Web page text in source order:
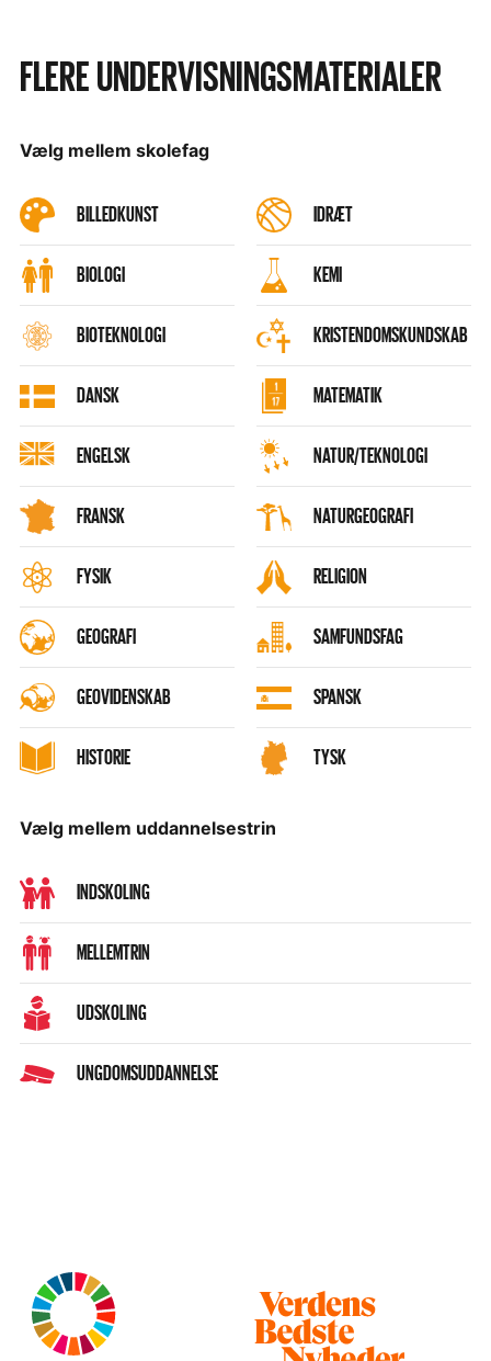
FLERE UNDERVISNINGSMATERIALER
Vælg mellem skolefag
BILLEDKUNST
BIOLOGI
BIOTEKNOLOGI
DANSK
ENGELSK
FRANSK
FYSIK
GEOGRAFI
GEOVIDENSKAB
HISTORIE
IDRÆT
KEMI
KRISTENDOMSKUNDSKAB
MATEMATIK
NATUR/TEKNOLOGI
NATURGEOGRAFI
RELIGION
SAMFUNDSFAG
SPANSK
TYSK
Vælg mellem uddannelsestrin
INDSKOLING
MELLEMTRIN
UDSKOLING
UNGDOMSUDDANNELSE
Besøg